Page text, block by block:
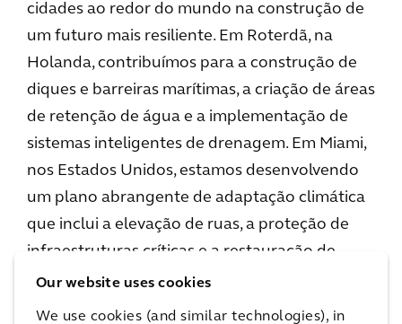
Our website uses cookies
We use cookies (and similar technologies), in
cidades ao redor do mundo na construção de
um futuro mais resiliente. Em Roterdã, na
Holanda, contribuímos para a construção de
diques e barreiras marítimas, a criação de áreas
de retenção de água e a implementação de
sistemas inteligentes de drenagem. Em Miami,
nos Estados Unidos, estamos desenvolvendo
um plano abrangente de adaptação climática
que inclui a elevação de ruas, a proteção de
infraestruturas críticas e a restauração de
manguezais. Já em Singapura, apoiamos a
implementação de sistemas de transporte